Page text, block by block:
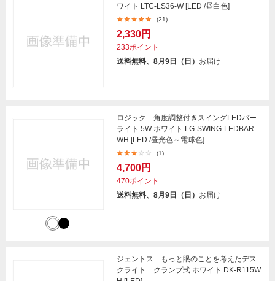
ワイト LTC-LS36-W [LED /昼白色]
(21)
2,330円
233ポイント
送料無料、8月9日（日） お届け
ロジック 角度調整付きスイングLEDバー
ライト 5W ホワイト LG-SWING-LEDBAR-
WH [LED /昼光色～電球色]
(1)
4,700円
470ポイント
送料無料、8月9日（日） お届け
ジェントス もっと眼のことを考えたデス
クライト クランプ式 ホワイト DK-R115W